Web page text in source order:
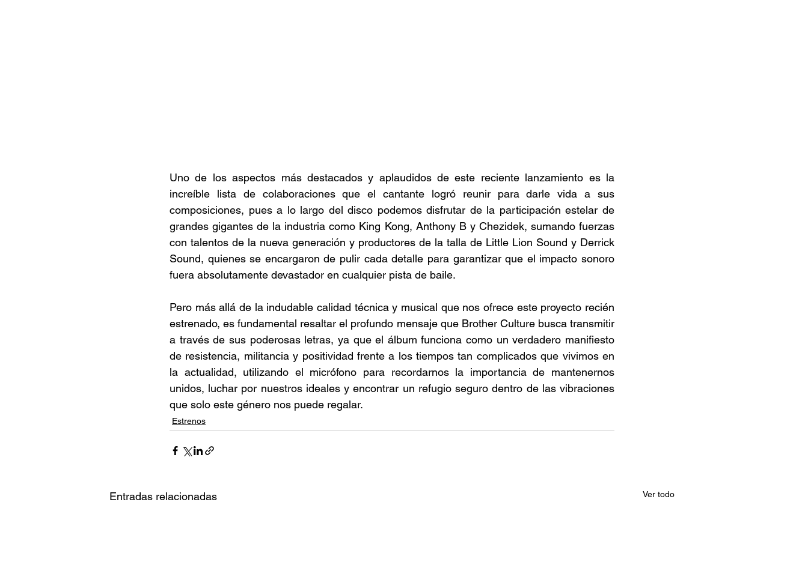
Uno de los aspectos más destacados y aplaudidos de este reciente lanzamiento es la
increíble lista de colaboraciones que el cantante logró reunir para darle vida a sus
composiciones, pues a lo largo del disco podemos disfrutar de la participación estelar de
grandes gigantes de la industria como King Kong, Anthony B y Chezidek, sumando fuerzas
con talentos de la nueva generación y productores de la talla de Little Lion Sound y Derrick
Sound, quienes se encargaron de pulir cada detalle para garantizar que el impacto sonoro
fuera absolutamente devastador en cualquier pista de baile.
Pero más allá de la indudable calidad técnica y musical que nos ofrece este proyecto recién
estrenado, es fundamental resaltar el profundo mensaje que Brother Culture busca transmitir
a través de sus poderosas letras, ya que el álbum funciona como un verdadero manifiesto
de resistencia, militancia y positividad frente a los tiempos tan complicados que vivimos en
la actualidad, utilizando el micrófono para recordarnos la importancia de mantenernos
unidos, luchar por nuestros ideales y encontrar un refugio seguro dentro de las vibraciones
que solo este género nos puede regalar.
Estrenos
Entradas relacionadas Ver todo